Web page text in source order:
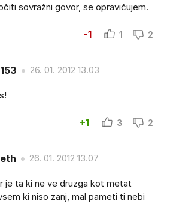
sovražni govor, se opravičujem.
-1 1 2
26. 01. 2012 13.03
+1 3 2
26. 01. 2012 13.07
je ta ki ne ve druzga kot metat
ki niso zanj, mal pameti ti nebi